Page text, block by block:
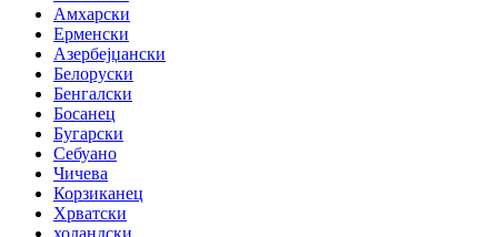
Амхарски
Ерменски
Азербејџански
Белоруски
Бенгалски
Босанец
Бугарски
Себуано
Чичева
Корзиканец
Хрватски
холандски